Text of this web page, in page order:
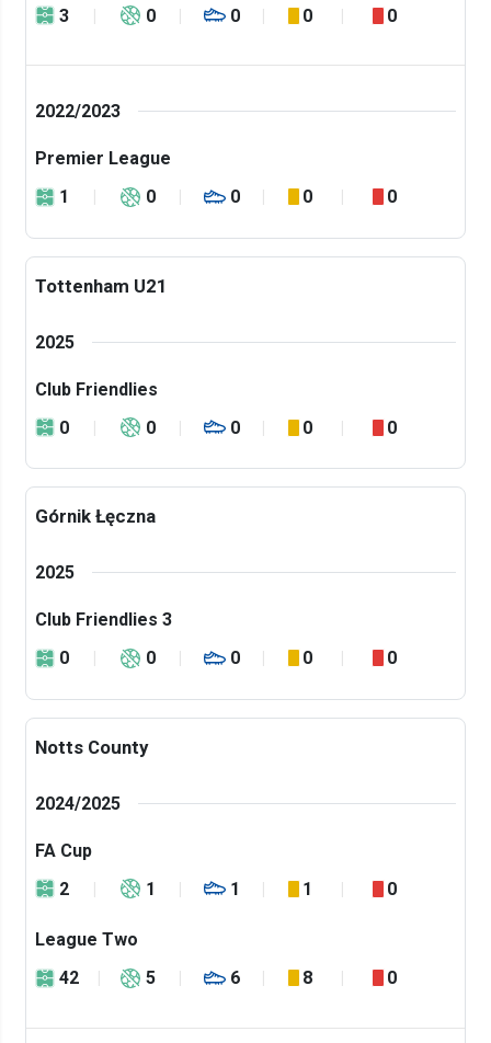
3
0 0 0 0
2022/2023
Premier League
1
0 0 0 0
Tottenham U21
2025
Club Friendlies
0
0 0 0 0
Górnik Łęczna
2025
Club Friendlies 3
0
0 0 0 0
Notts County
2024/2025
FA Cup
2
1 1 1 0
League Two
42
5 6 8 0